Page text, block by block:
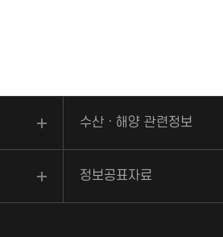
수산ㆍ해양 관련정보
정보공표자료